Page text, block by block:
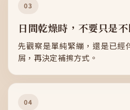
03
日間乾燥時，不要只是
先觀察是單純緊繃，還是已經
屑，再決定補擦方式。
04